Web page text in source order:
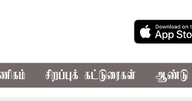
சிறப்புக் கட்டுரைகள் ஆண்டு